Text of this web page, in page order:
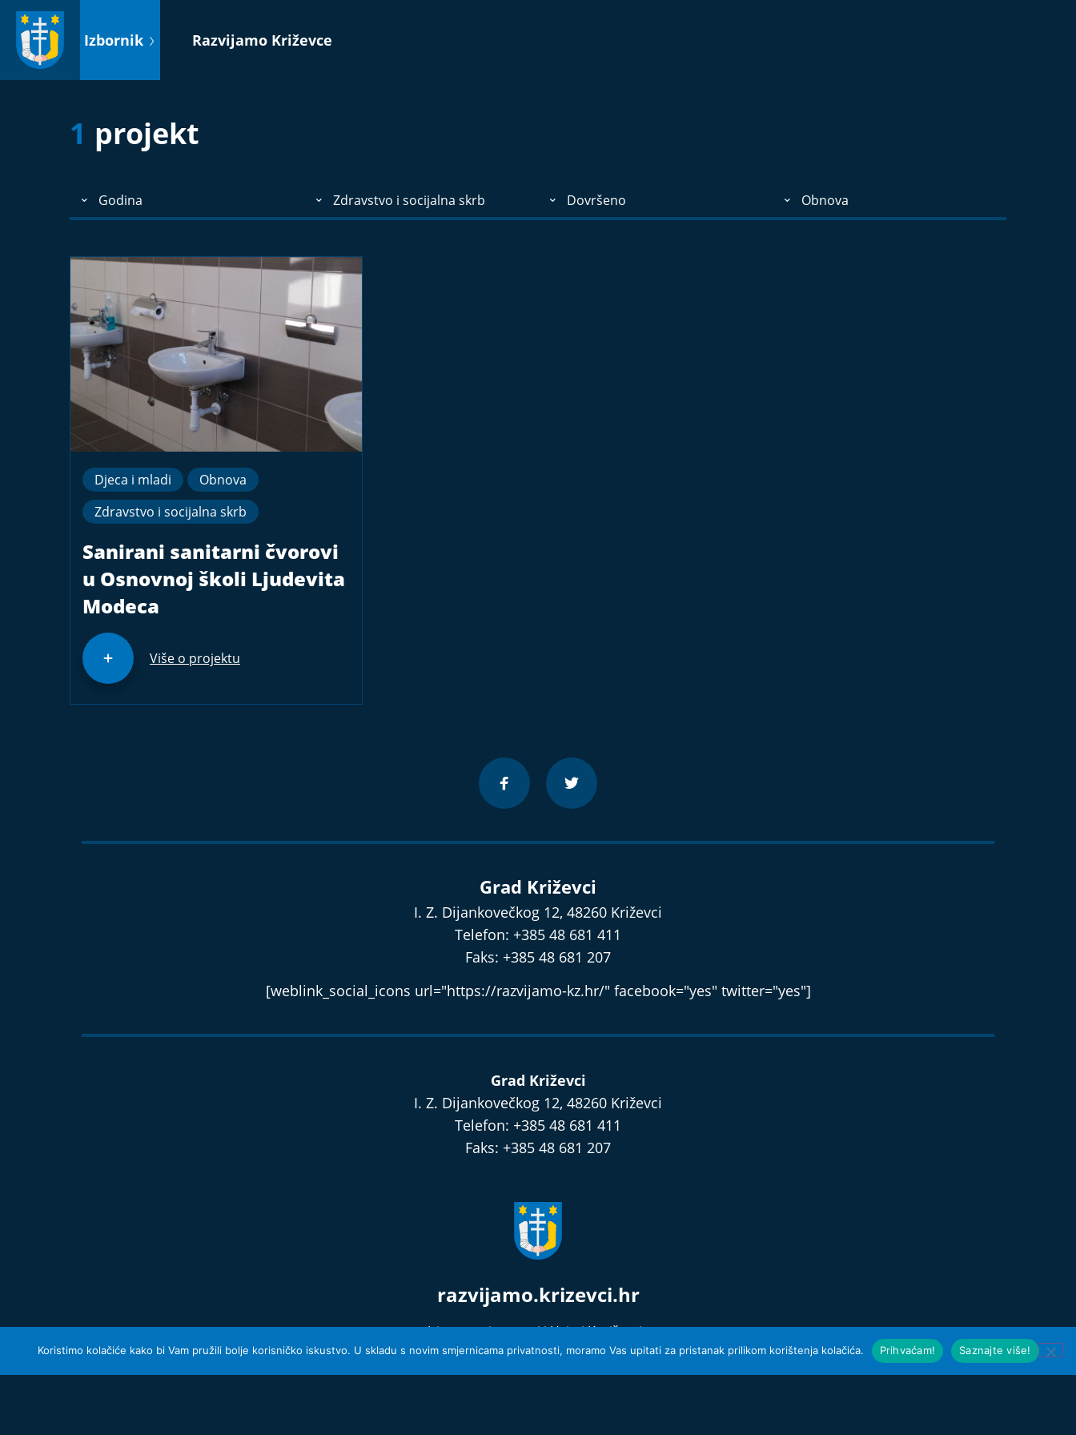
sadržaj
Izbornik Razvijamo Križevce
1 projekt
Godina Zdravstvo i socijalna skrb Dovršeno Obnova
Djeca i mladi
Obnova
Zdravstvo i socijalna skrb
Sanirani sanitarni čvorovi
u Osnovnoj školi Ljudevita
Modeca
Više o projektu
Grad Križevci
I. Z. Dijankovečkog 12, 48260 Križevci
Telefon: +385 48 681 411
Faks: +385 48 681 207
[weblink_social_icons url="https://razvijamo-kz.hr/" facebook="yes" twitter="yes"]
Grad Križevci
I. Z. Dijankovečkog 12, 48260 Križevci
Telefon: +385 48 681 411
Faks: +385 48 681 207
razvijamo.krizevci.hr
Izjava o privatnosti i Uvjeti Korištenja
© 2026 Grad Križevci
Koristimo kolačiće kako bi Vam pružili bolje korisničko iskustvo. U skladu s novim smjernicama privatnosti, moramo Vas upitati za pristanak prilikom korištenja kolačića. Prihvaćam! Saznajte više!